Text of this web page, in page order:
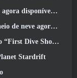
no NosTale
o lançamento da versão 1.5
Dive Show”
Stardrift